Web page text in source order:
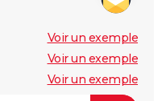
Voir un exemple
Voir un exemple
Voir un exemple